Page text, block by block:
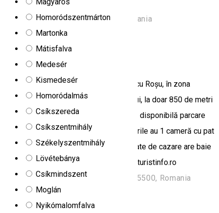
Homoródszentmárton
Martonka
Mátisfalva
Medesér
Kismedesér
Homoródalmás
Csíkszereda
Csíkszentmihály
Székelyszentmihály
Lövétebánya
Csíkmindszent
Moglán
Nyikómalomfalva
szolgálhat.
Strada Minei 96, Praid 537240, Romania
Kemping
Căsuțele Likas
Casutele Likas se află în localitatea Lacu Roșu, în zona
muntoasă pitorească a Cheilor Bicazului, la doar 850 de metri
de Lacul Roșu din județul Harghita. Este disponibilă parcare
privată gratuită la proprietate. Bungalourile au 1 cameră cu pat
dublu sau twin și televizor. Fiecare unitate de cazare are baie
privată cu duș. Sursa foto: https://www.turistinfo.ro
Strada Ady Endre 76, Gheorgheni 535500, Romania
Kemping